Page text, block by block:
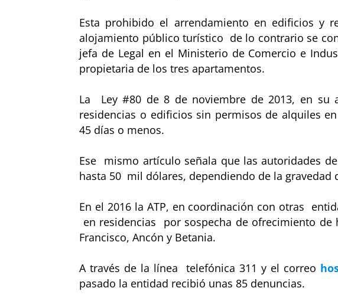
Esta prohibido el arrendamiento en edificios y
alojamiento público turístico de lo contrario se
jefa de Legal en el Ministerio de Comercio e
propietaria de los tres apartamentos.
La Ley #80 de 8 de noviembre de 2013, en su
residencias o edificios sin permisos de alquiles
45 días o menos.
Ese mismo artículo señala que las autoridades
hasta 50 mil dólares, dependiendo de la gravedad
En el 2016 la ATP, en coordinación con otras
en residencias por sospecha de ofrecimiento de
Francisco, Ancón y Betania.
A través de la línea telefónica 311 y el correo
pasado la entidad recibió unas 85 denuncias.